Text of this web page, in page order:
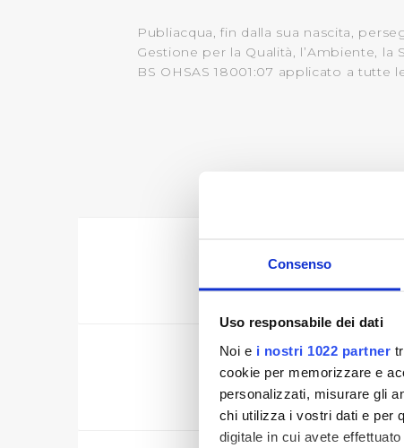
Consenso
Uso responsabile dei dati
Noi e i nostri 1022 partner
cookie per memorizzare e
personalizzati, misurare gli
chi utilizza i vostri dati e per
digitale in cui avete
Publiacqua, fin dalla sua nascita,
Gestione per la Qualità, l’Ambiente, la
BS OHSAS 18001:07 applicato a tutte